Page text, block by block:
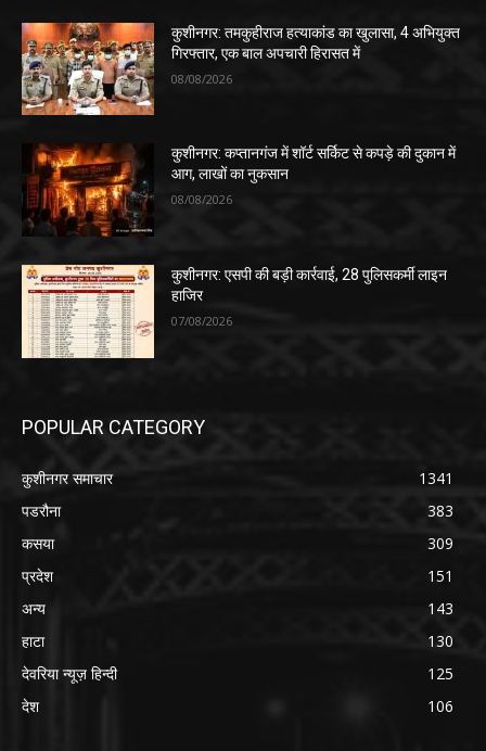
कुशीनगर: तमकुहीराज हत्याकांड का खुलासा, 4 अभियुक्त
गिरफ्तार, एक बाल अपचारी हिरासत में
08/08/2026
कुशीनगर: कप्तानगंज में शॉर्ट सर्किट से कपड़े की दुकान में
आग, लाखों का नुकसान
08/08/2026
कुशीनगर: एसपी की बड़ी कार्रवाई, 28 पुलिसकर्मी लाइन
हाजिर
07/08/2026
POPULAR CATEGORY
कुशीनगर समाचार
1341
पडरौना
383
कसया
309
प्रदेश
151
अन्य
143
हाटा
130
देवरिया न्यूज़ हिन्दी
125
देश
106